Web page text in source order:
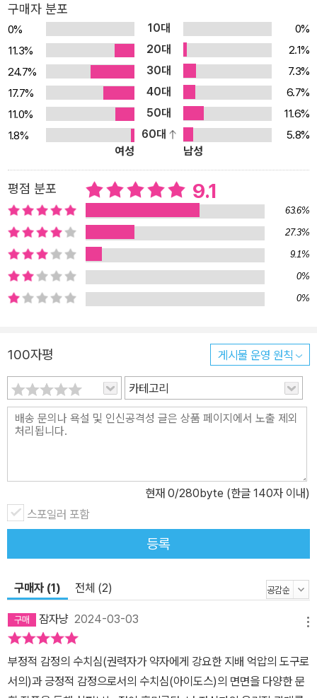
느끼는 감정에 속하는 것이다. 역사적으로도 아담과 하와가 선악과를
따먹고 느낀 ‘부끄러움’부터, 가족 내에서 일어나는 ‘명예 살인’, 그리
고 현대의 포털 사이트 뉴스란에 가득한 ‘성적 수치심’까지, 수치심은
부정적 감정으로 여겨져 왔다. 그러나 한편으로 수치심은 마땅히 가
져야 할 것으로 묘사되기도 한다. “수치심을 모르는 자들 같으니”,
“염치가 있어야지”, “창피한 줄을 알아야지” 같은 용례에서처럼. 이런
용례에서 수치심은 사회적이고 정치적인 판단을 함축한다. 수치심을
아는 이들, 염치가 있는 이들, 마땅한 창피를 느끼는 이들이 많은 사회
로 나아가야 한다는 판단 말이다. 그런 점에서 프레데리크 그로는 “수
치심은 혁명적 감정”이라고 말한다. 수치심은 개인적인 차원에서 해
소해야 할 심리적인 현상만도, 가해자를 처벌하는 데 쓰이는 법적 근
거만도 아니다. 수치심은 고대 그리스어로는 아이도스aidos, 라틴어
로는 푸도르pudor라 불렸다. 이는 정치적 복종의 지렛대이자 사회적
슬로건이며, 내면을 형성하는 원리를 담은 찾던 고대 사회의 윤리를
함축한다. 수치심은 우리에게 불복종할 힘을 주는 혁명적 감정이다
책의 제목은 마르크스의 말을 인용한 것이다. “당신은 웃으며 나를 보
이 아니라고 말이지요. 난 이렇게 대답하겠습니다. 수치심은 이미 하
나의 혁명입니다. 그것은 정말이지 1813년에 승리한 독일 애국주의
에 대한 프랑스 혁명의 승리입니다. 수치심은 일종의 분노입니다. 억
눌린 분노. 온 나라가 정말 수치심을 느낀다면 그건 달려들기 위해 움
츠린 사자 같을 것입니다. 고백하건대, 아직 독일에는 수치심이 존재
자기 자신을 향한 분노에 속하기 때문이며, 또한 그것이 상상력으로
작동하기 때문이기도 하다. 우리에게 불복종할 힘을 주는 것, 나날이
확실히 최악으로 치닫는 세태에 체념하지 않고 저항할 능력을 온전히
간직할 힘을 주는 것은 프리모 레비의 표현대로 “세상에 대한 수치
다 해도, 우리는 수치심을 뛰어넘지 못한다. 그저 수치심을 분노의 형
구매자 분포
0% 10대
0%
11.3%
20대
2.1%
24.7%
30대
7.3%
17.7%
40대
6.7%
11.0%
50대
11.6%
1.8%
60대
5.8%
여성
남성
평점 분포 9.1
63.6%
27.3%
9.1%
0%
0%
100자평 게시물 운영 원칙
카테고리
현재 0/280byte (한글 140자 이내)
스포일러 포함
등록
구매자 (1) 전체 (2)
잠자냥 2024-03-03
부정적 감정의 수치심(권력자가 약자에게 강요한 지배 억압의 도구로
서의)과 긍정적 감정으로서의 수치심(아이도스)의 면면을 다양한 문